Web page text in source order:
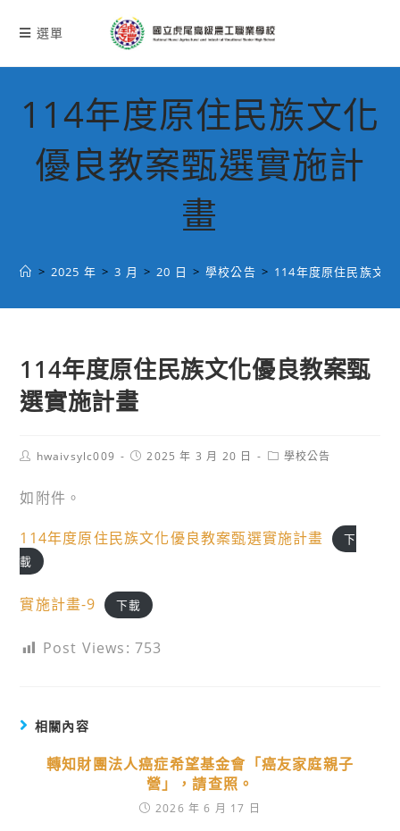
選單
114年度原住民族文化
優良教案甄選實施計
畫
> 2025 年 > 3 月 > 20 日 > 學校公告 > 114年度原住民族文
114年度原住民族文化優良教案甄
選實施計畫
Posthwaivsylc009
Post2025 年 3 月 20 日
Post學校公告
如附件。
114年度原住民族文化優良教案甄選實施計畫
下
載
實施計畫-9 下載
Post Views: 753
相關內容
轉知財團法人癌症希望基金會「癌友家庭親子
營」，請查照。
2026 年 6 月 17 日